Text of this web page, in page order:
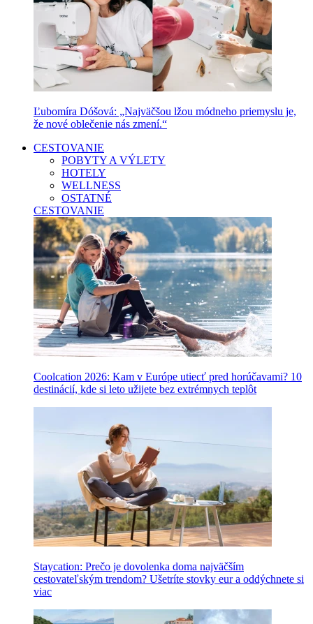
Ľubomíra Dóšová: „Najväčšou lžou módneho priemyslu je,
že nové oblečenie nás zmení.“
CESTOVANIE
POBYTY A VÝLETY
HOTELY
WELLNESS
OSTATNÉ
CESTOVANIE
Coolcation 2026: Kam v Európe utiecť pred horúčavami? 10
destinácií, kde si leto užijete bez extrémnych teplôt
Staycation: Prečo je dovolenka doma najväčším
cestovateľským trendom? Ušetríte stovky eur a oddýchnete si
viac